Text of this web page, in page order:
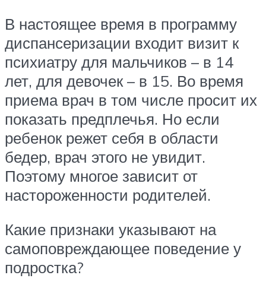
В настоящее время в программу
диспансеризации входит визит к
психиатру для мальчиков – в 14
лет, для девочек – в 15. Во время
приема врач в том числе просит их
показать предплечья. Но если
ребенок режет себя в области
бедер, врач этого не увидит.
Поэтому многое зависит от
настороженности родителей.
Какие признаки указывают на
самоповреждающее поведение у
подростка?